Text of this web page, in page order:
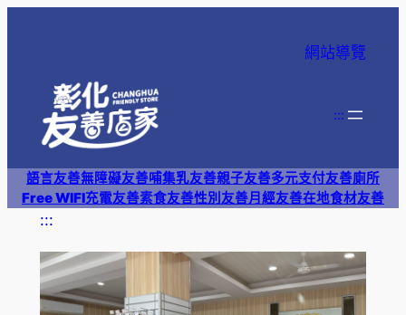
網站導覽
:::
語言友善無障礙友善哺集乳友善親子友善多元支付友善廁所
Free WIFI充電友善素食友善性別友善月經友善在地食材友善
:::